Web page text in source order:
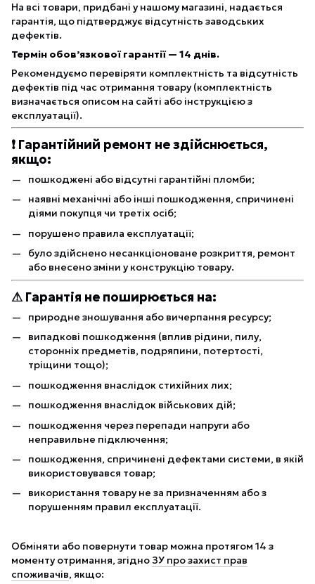
На всі товари, придбані у нашому магазині, надається
гарантія, що підтверджує відсутність заводських
дефектів.
Термін обов’язкової гарантії — 14 днів.
Рекомендуємо перевіряти комплектність та відсутність
дефектів під час отримання товару (комплектність
визначається описом на сайті або інструкцією з
експлуатації).
❗ Гарантійний ремонт не здійснюється,
якщо:
пошкоджені або відсутні гарантійні пломби;
наявні механічні або інші пошкодження, спричинені
діями покупця чи третіх осіб;
порушено правила експлуатації;
було здійснено несанкціоноване розкриття, ремонт
або внесено зміни у конструкцію товару.
⚠ Гарантія не поширюється на:
природне зношування або вичерпання ресурсу;
випадкові пошкодження (вплив рідини, пилу,
сторонніх предметів, подряпини, потертості,
тріщини тощо);
пошкодження внаслідок стихійних лих;
пошкодження внаслідок військових дій;
пошкодження через перепади напруги або
неправильне підключення;
пошкодження, спричинені дефектами системи, в якій
використовувався товар;
використання товару не за призначенням або з
порушенням правил експлуатації.
Обміняти або повернути товар можна протягом 14 з
моменту отримання, згідно ЗУ про захист прав
споживачів, якщо: